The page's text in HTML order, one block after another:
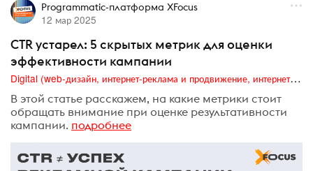
Programmatic-платформа XFocus
12 мар 2025
CTR устарел: 5 скрытых метрик для оценки
эффективности кампании
Digital (web-дизайн, интернет-реклама и продвижение, интернет-сообщества и блоги, интернет-коммуникации, мобильный маркетинг, реклама на цифровых экранах)
В этой статье расскажем, на какие метрики стоит
обращать внимание при оценке результативности
кампании. подробнее